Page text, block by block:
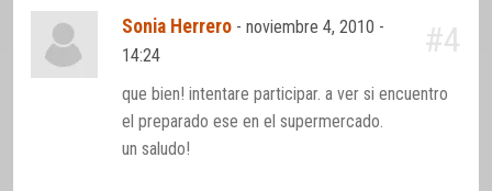
Sonia Herrero -noviembre 4, 2010 -
14:24
#4
que bien! intentare participar. a ver si encuentro
el preparado ese en el supermercado.
un saludo!